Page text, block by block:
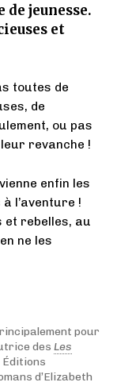
jeunesse.
et
toutes de
de
ou pas
revanche !
enfin les
l’aventure !
et rebelles, au
ne les
pour
des Les
d’Elizabeth